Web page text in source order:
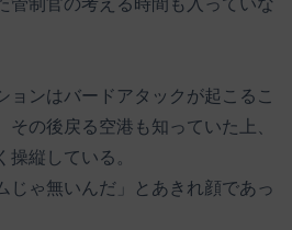
ョンはバードアタックが起こるこ
その後戻る空港も知っていた上、
操縦している。
じゃ無いんだ」とあきれ顔であっ